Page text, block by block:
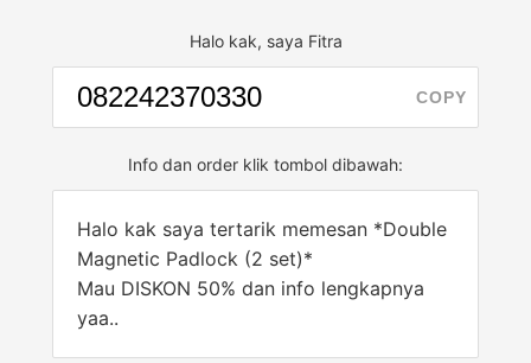
Halo kak, saya Fitra
COPY
Info dan order klik tombol dibawah:
Halo kak saya tertarik memesan *Double
Magnetic Padlock (2 set)*
Mau DISKON 50% dan info lengkapnya
yaa..